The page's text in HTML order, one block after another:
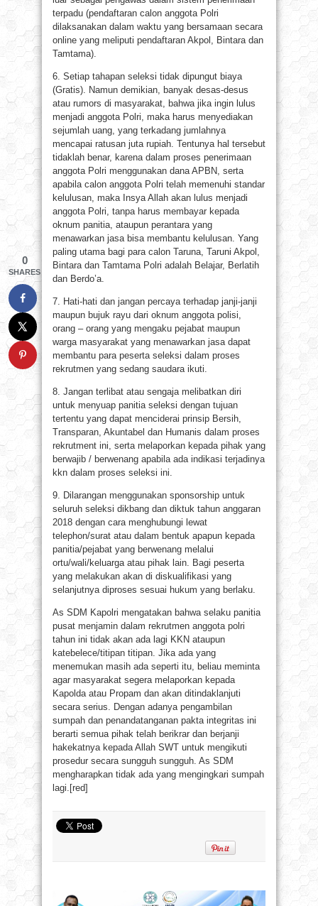
terpadu (pendaftaran calon anggota Polri
dilaksanakan dalam waktu yang bersamaan secara
online yang meliputi pendaftaran Akpol, Bintara dan
Tamtama).
6. Setiap tahapan seleksi tidak dipungut biaya
(Gratis). Namun demikian, banyak desas-desus
atau rumors di masyarakat, bahwa jika ingin lulus
menjadi anggota Polri, maka harus menyediakan
sejumlah uang, yang terkadang jumlahnya
mencapai ratusan juta rupiah. Tentunya hal tersebut
tidaklah benar, karena dalam proses penerimaan
anggota Polri menggunakan dana APBN, serta
apabila calon anggota Polri telah memenuhi standar
kelulusan, maka Insya Allah akan lulus menjadi
anggota Polri, tanpa harus membayar kepada
oknum panitia, ataupun perantara yang
menawarkan jasa bisa membantu kelulusan. Yang
paling utama bagi para calon Taruna, Taruni Akpol,
Bintara dan Tamtama Polri adalah Belajar, Berlatih
dan Berdo’a.
7. Hati-hati dan jangan percaya terhadap janji-janji
maupun bujuk rayu dari oknum anggota polisi,
orang – orang yang mengaku pejabat maupun
warga masyarakat yang menawarkan jasa dapat
membantu para peserta seleksi dalam proses
rekrutmen yang sedang saudara ikuti.
8. Jangan terlibat atau sengaja melibatkan diri
untuk menyuap panitia seleksi dengan tujuan
tertentu yang dapat menciderai prinsip Bersih,
Transparan, Akuntabel dan Humanis dalam proses
rekrutment ini, serta melaporkan kepada pihak yang
berwajib / berwenang apabila ada indikasi terjadinya
kkn dalam proses seleksi ini.
9. Dilarangan menggunakan sponsorship untuk
seluruh seleksi dikbang dan diktuk tahun anggaran
2018 dengan cara menghubungi lewat
telephon/surat atau dalam bentuk apapun kepada
panitia/pejabat yang berwenang melalui
ortu/wali/keluarga atau pihak lain. Bagi peserta
yang melakukan akan di diskualifikasi yang
selanjutnya diproses sesuai hukum yang berlaku.
As SDM Kapolri mengatakan bahwa selaku panitia
pusat menjamin dalam rekrutmen anggota polri
tahun ini tidak akan ada lagi KKN ataupun
katebelece/titipan titipan. Jika ada yang
menemukan masih ada seperti itu, beliau meminta
agar masyarakat segera melaporkan kepada
Kapolda atau Propam dan akan ditindaklanjuti
secara serius. Dengan adanya pengambilan
sumpah dan penandatanganan pakta integritas ini
berarti semua pihak telah berikrar dan berjanji
hakekatnya kepada Allah SWT untuk mengikuti
prosedur secara sungguh sungguh. As SDM
mengharapkan tidak ada yang mengingkari sumpah
lagi.[red]
0
SHARES